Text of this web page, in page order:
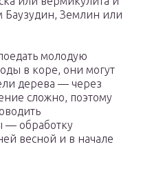
Баузудин, Землин или
молодую
в коре, они могут
дерева — через
сложно, поэтому
— обработку
весной и в начале